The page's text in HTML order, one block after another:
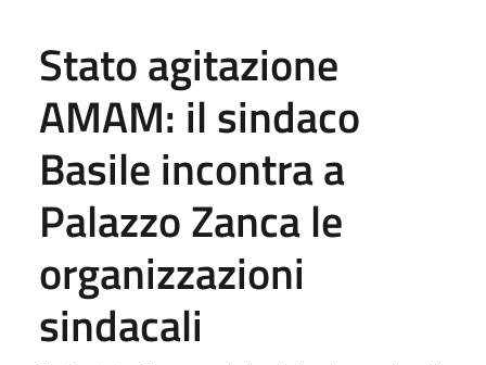
Stato agitazione
AMAM: il sindaco
Basile incontra a
Palazzo Zanca le
organizzazioni
sindacali